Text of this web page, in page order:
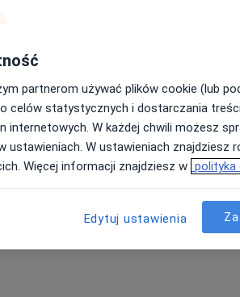
Jutro Sob, Ndz,
9 Sie
Umawianie online nie jest dostępne
partnerom używać plików cookie (lub
celów statystycznych i dostarczania
internetowych. W każdej chwili możesz
ustawieniach. W ustawieniach znajdziesz
Więcej informacji znajdziesz w polityka
Edytuj ustawienia